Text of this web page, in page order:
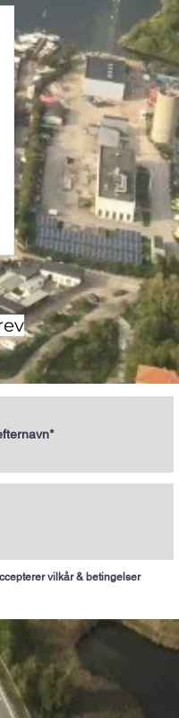
vilkår & betingelser